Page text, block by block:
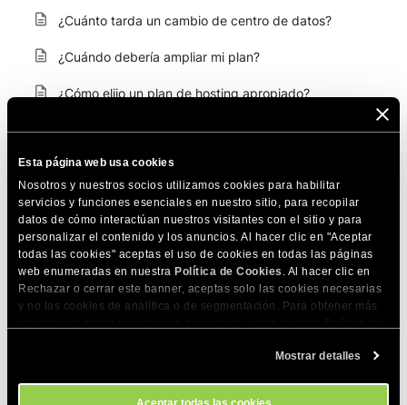
Esta página web usa cookies
Nosotros y nuestros socios utilizamos cookies para habilitar
servicios y funciones esenciales en nuestro sitio, para recopilar
datos de cómo interactúan nuestros visitantes con el sitio y para
personalizar el contenido y los anuncios. Al hacer clic en "Aceptar
todas las cookies" aceptas el uso de cookies en todas las páginas
web enumeradas en nuestra Política de Cookies . Al hacer clic en
Rechazar o cerrar este banner, aceptas solo las cookies necesarias
y no las cookies de analítica o de segmentación. Para obtener más
momento a través de la herramienta Configuración de Cookies de
Mostrar detalles
¿Cuánto tarda un cambio de centro de datos?
¿Cuándo debería ampliar mi plan?
¿Cómo elijo un plan de hosting apropiado?
¿Cuál es la diferencia entre alojamiento compartido y
¿Cómo puedo crear sitios web adicionales en mi
cuenta de hosting?
¿Eliminaréis mi cuenta de alojamiento inmediatamente
después de que la cancele?
¿Cómo mejorar tu plan de hosting compartido?
¿Cómo cambio mi plan de hosting a uno inferior?
a Cloud?